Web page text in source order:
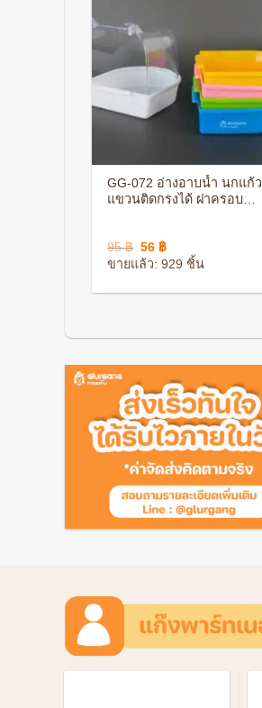
GG-072 อ่างอาบน้ำ นกแก้ว
แขวนติดกรงได้ ฝาครอบ
95฿ Original
price
was:
56 ฿Current
price
is:
ขายแล้ว: 929 ชิ้น